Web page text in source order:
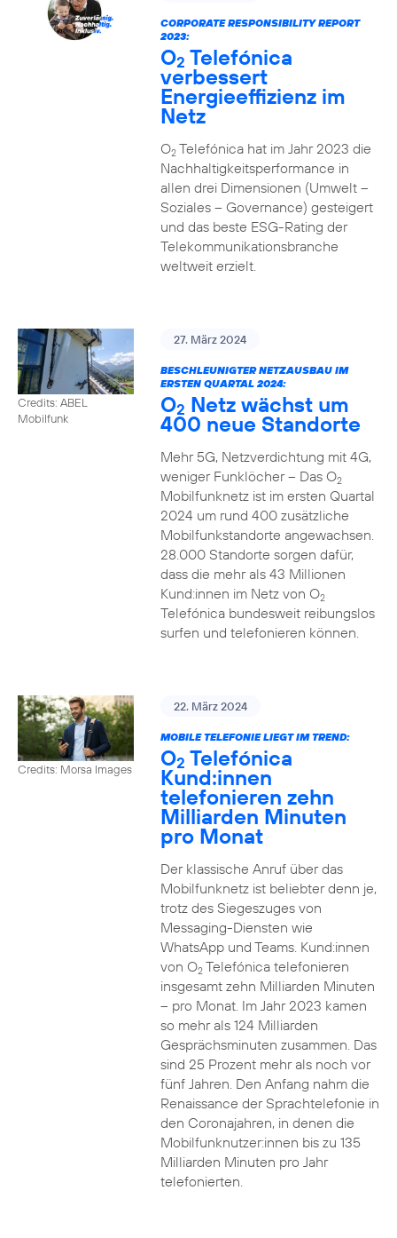
CORPORATE RESPONSIBILITY REPORT
2023:
O2 Telefónica
verbessert
Energieeffizienz im
Netz
O2Telefónica hat im Jahr 2023 die
Nachhaltigkeitsperformance in
allen drei Dimensionen (Umwelt –
Soziales – Governance) gesteigert
und das beste ESG-Rating der
Telekommunikationsbranche
weltweit erzielt.
Credits: ABEL
Mobilfunk
27. März 2024
BESCHLEUNIGTER NETZAUSBAU IM
ERSTEN QUARTAL 2024:
O2 Netz wächst um
400 neue Standorte
Mehr 5G, Netzverdichtung mit 4G,
weniger Funklöcher – Das O2
Mobilfunknetz ist im ersten Quartal
2024 um rund 400 zusätzliche
Mobilfunkstandorte angewachsen.
28.000 Standorte sorgen dafür,
dass die mehr als 43 Millionen
Kund:innen im Netz von O2
Telefónica bundesweit reibungslos
surfen und telefonieren können.
Credits: Morsa Images
22. März 2024
MOBILE TELEFONIE LIEGT IM TREND:
O2 Telefónica
Kund:innen
telefonieren zehn
Milliarden Minuten
pro Monat
Der klassische Anruf über das
Mobilfunknetz ist beliebter denn je,
trotz des Siegeszuges von
Messaging-Diensten wie
WhatsApp und Teams. Kund:innen
von O2Telefónica telefonieren
insgesamt zehn Milliarden Minuten
– pro Monat. Im Jahr 2023 kamen
so mehr als 124 Milliarden
Gesprächsminuten zusammen. Das
sind 25 Prozent mehr als noch vor
fünf Jahren. Den Anfang nahm die
Renaissance der Sprachtelefonie in
den Coronajahren, in denen die
Mobilfunknutzer:innen bis zu 135
Milliarden Minuten pro Jahr
telefonierten.